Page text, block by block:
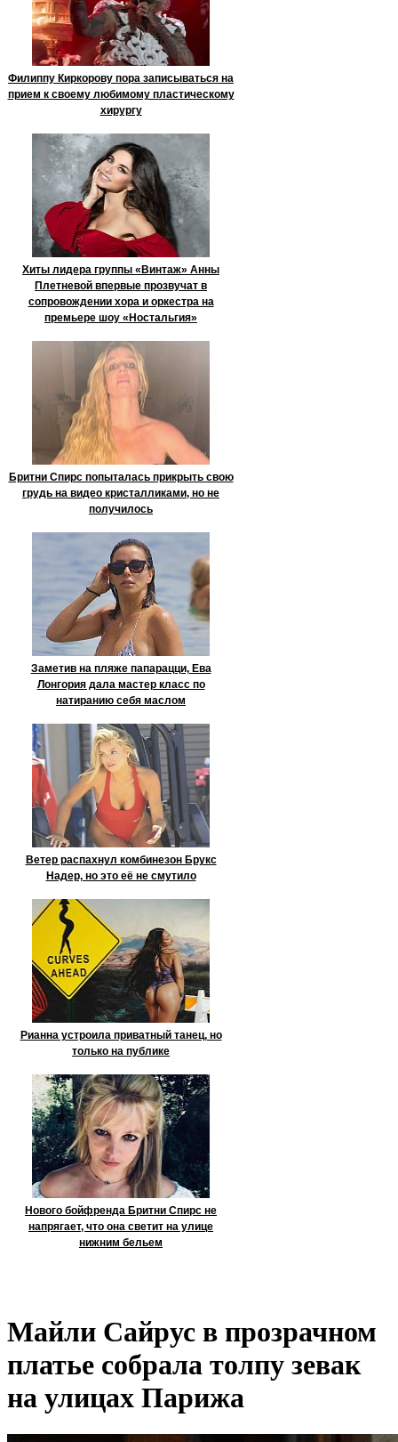
Филиппу Киркорову пора записываться на
прием к своему любимому пластическому
хирургу
Хиты лидера группы «Винтаж» Анны
Плетневой впервые прозвучат в
сопровождении хора и оркестра на
премьере шоу «Ностальгия»
Бритни Спирс попыталась прикрыть свою
грудь на видео кристалликами, но не
получилось
Заметив на пляже папарацци, Ева
Лонгория дала мастер класс по
натиранию себя маслом
Ветер распахнул комбинезон Брукс
Надер, но это её не смутило
Рианна устроила приватный танец, но
только на публике
Нового бойфренда Бритни Спирс не
напрягает, что она светит на улице
нижним бельем
Майли Сайрус в прозрачном
платье собрала толпу зевак
на улицах Парижа